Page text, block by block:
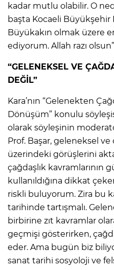
kadar mutlu olabilir. O
başta Kocaeli Büyükşehir
Büyükakın olmak üzere
ediyorum. Allah razı
“GELENEKSEL VE
DEĞİL”
Kara’nın “Gelenekten
Dönüşüm” konulu
olarak söyleşinin
Prof. Başar, geleneksel ve
üzerindeki görüşlerini
çağdaşlık kavramlarının
kullanıldığına dikkat
riskli buluyorum. Zira bu
tarihinde tartışmalı.
birbirine zıt kavramlar
geçmişi gösterirken,
eder. Ama bugün biz
sanat tarihi sosyoloji ve